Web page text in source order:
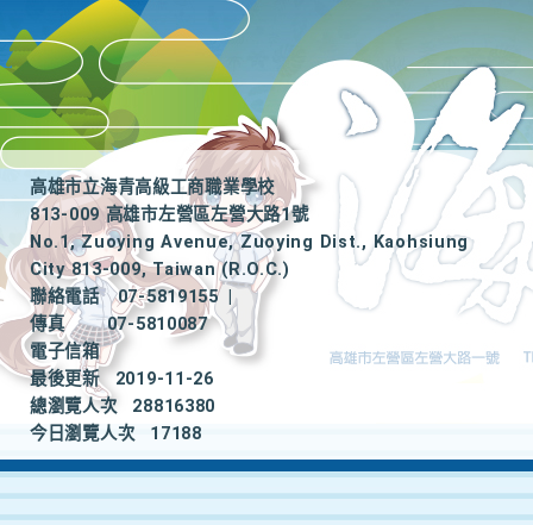
高雄市立海青高級工商職業學校
813-009 高雄市左營區左營大路1號
No.1, Zuoying Avenue, Zuoying Dist., Kaohsiung
City 813-009, Taiwan (R.O.C.)
聯絡電話
07-5819155
|
傳真
07-5810087
電子信箱
最後更新
2019-11-26
總瀏覽人次
28816380
今日瀏覽人次
17188